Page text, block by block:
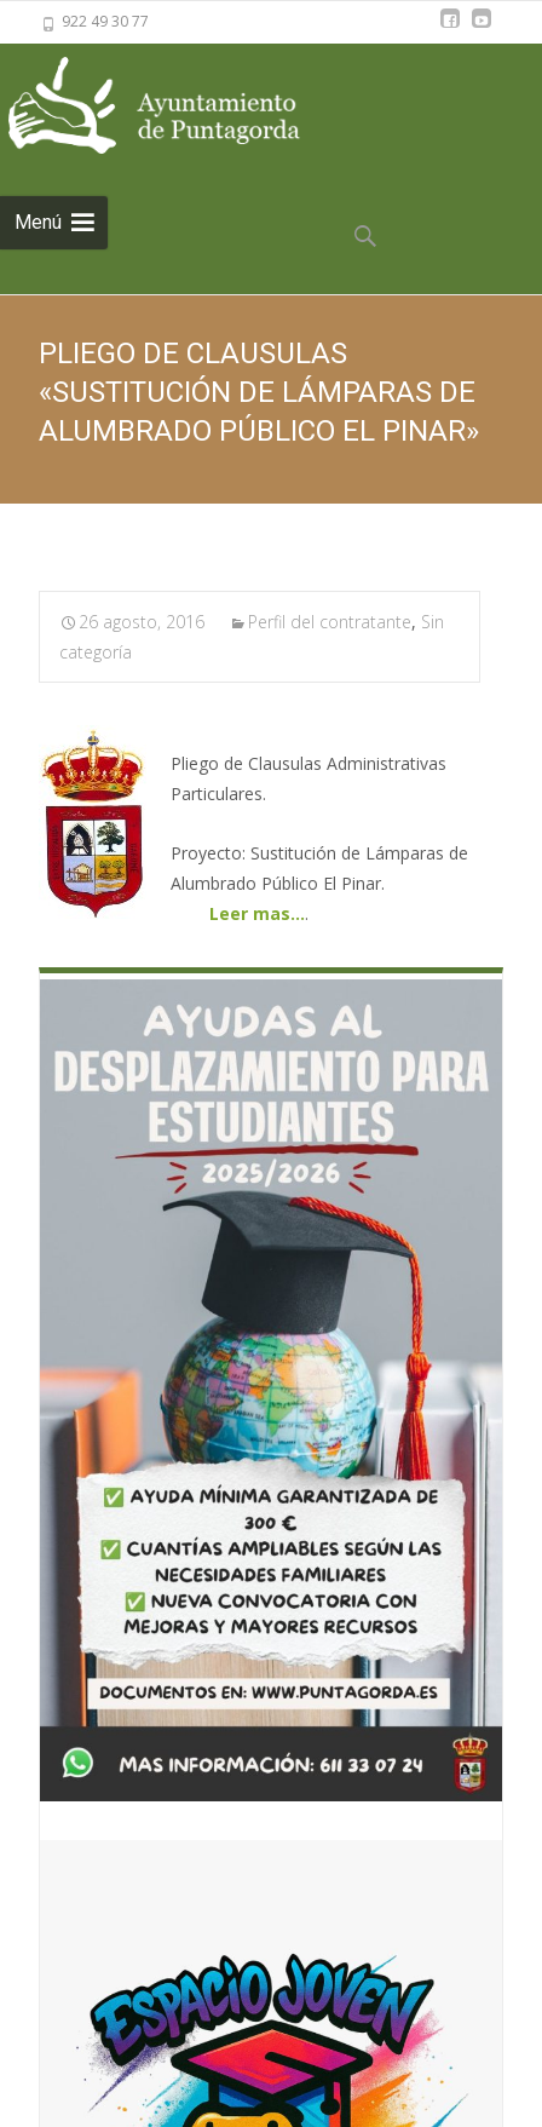
922 49 30 77
Menú
Saltar al
contenido
Buscar:
PLIEGO DE CLAUSULAS
«SUSTITUCIÓN DE LÁMPARAS DE
ALUMBRADO PÚBLICO EL PINAR»
26 agosto, 2016 Perfil del contratante, Sin
categoría
Pliego de Clausulas Administrativas
Particulares.
Proyecto: Sustitución de Lámparas de
Alumbrado Público El Pinar.
Leer mas….